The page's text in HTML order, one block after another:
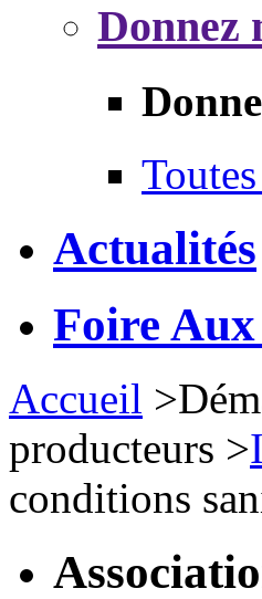
Donnez
Actualités
Foire
Accueil >
producteurs >
conditions